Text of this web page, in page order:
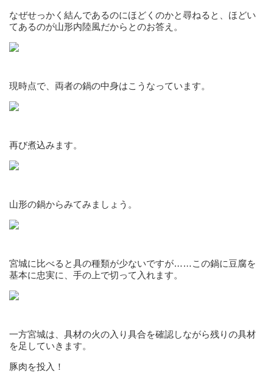
なぜせっかく結んであるのにほどくのかと尋ねると、ほどい
てあるのが山形内陸風だからとのお答え。
現時点で、両者の鍋の中身はこうなっています。
再び煮込みます。
山形の鍋からみてみましょう。
宮城に比べると具の種類が少ないですが……この鍋に豆腐を
基本に忠実に、手の上で切って入れます。
一方宮城は、具材の火の入り具合を確認しながら残りの具材
を足していきます。
豚肉を投入！